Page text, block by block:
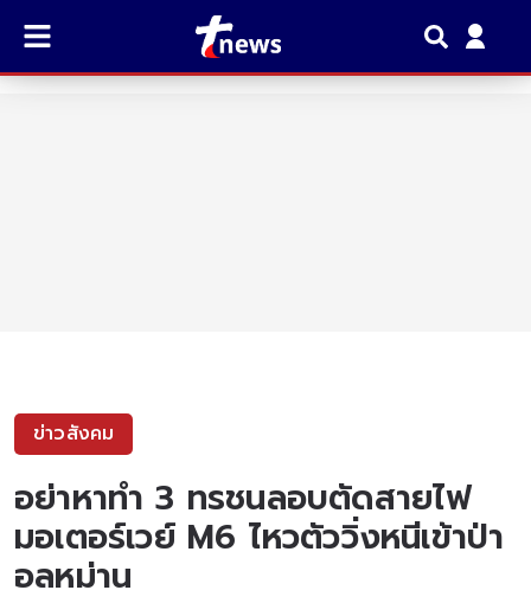
ข่าวสังคม
อย่าหาทำ 3 ทรชนลอบตัดสายไฟ
มอเตอร์เวย์ M6 ไหวตัววิ่งหนีเข้าป่า
อลหม่าน